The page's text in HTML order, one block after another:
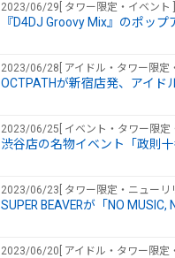
2023/06/29[ タワー限定・イベント ]
『D4DJ Groovy Mix』のポッ
2023/06/28[ アイドル・タワー限定
OCTPATHが新宿店発、アイド
2023/06/25[ イベント・タワー限定
渋谷店の名物イベント「政則
2023/06/23[ タワー限定・ニューリ
SUPER BEAVERが「NO
2023/06/20[ アイドル・タワー限定